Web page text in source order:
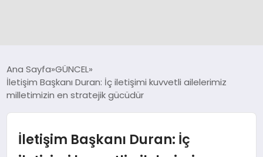
SPOR
DÜNYA
Ana Sayfa GÜNCEL
İletişim Başkanı Duran: İç iletişimi kuvvetli ailelerimiz
milletimizin en stratejik gücüdür
İletişim Başkanı Duran: İç